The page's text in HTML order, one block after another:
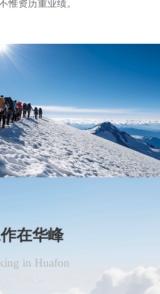
惟资历重业绩。
在华峰
in Huafon